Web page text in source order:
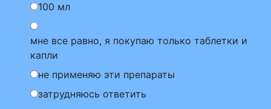
100 мл
мне все равно, я покупаю только таблетки и
капли
не применяю эти препараты
затрудняюсь ответить